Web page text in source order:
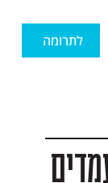
לתרומה